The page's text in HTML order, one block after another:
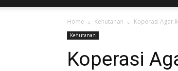
Home Kehutanan Koperasi Agar
Kehutanan
Koperasi